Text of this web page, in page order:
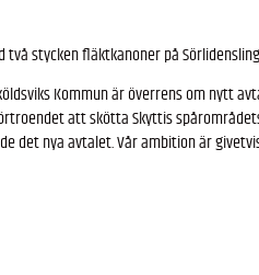
stycken fläktkanoner på
Kommun är överrens om nytt
att skötta Skyttis
det nya avtalet. Vår ambition är